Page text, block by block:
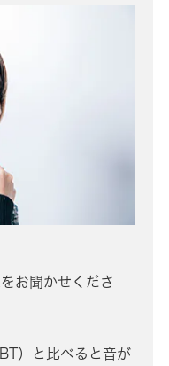
お聞かせくださ
）と比べると音が